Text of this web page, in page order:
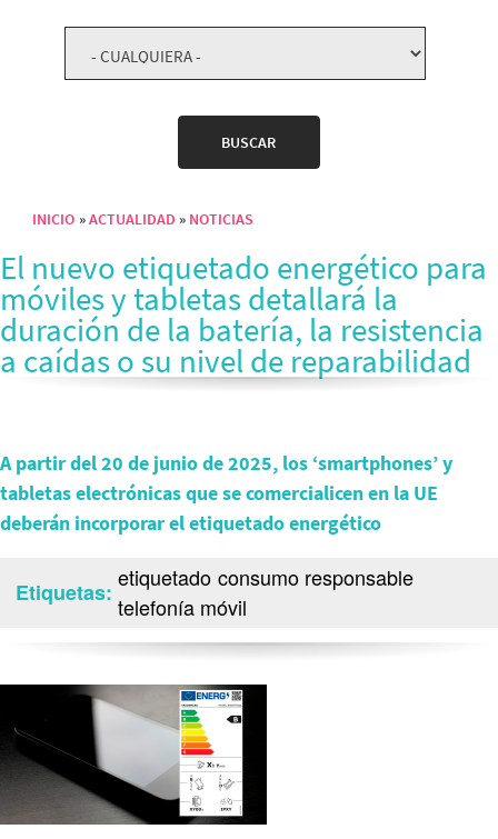
Sobrescribir enlaces de ayuda a la navegación
INICIO ACTUALIDAD NOTICIAS
El nuevo etiquetado energético para
móviles y tabletas detallará la
duración de la batería, la resistencia
a caídas o su nivel de reparabilidad
A partir del 20 de junio de 2025, los ‘smartphones’ y
tabletas electrónicas que se comercialicen en la UE
deberán incorporar el etiquetado energético
Etiquetas
etiquetado consumo responsable
telefonía móvil